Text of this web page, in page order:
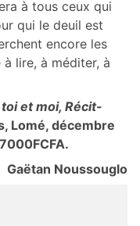
à tous ceux qui
qui le deuil est
encore les
lire, à méditer, à
et moi, Récit-
Lomé, décembre
Gaëtan Noussouglo